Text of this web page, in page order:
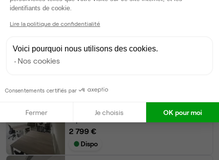
Autres bureaux de cet espace :
Bureau privé
8postes • 32 m²
Bureau privé
2 799 €
Dispo
identifiants de cookie.
Lire la politique de confidentialité
Voici pourquoi nous utilisons des cookies.
Nos cookies
Consentements certifiés par
Fermer Je choisis OK pour moi